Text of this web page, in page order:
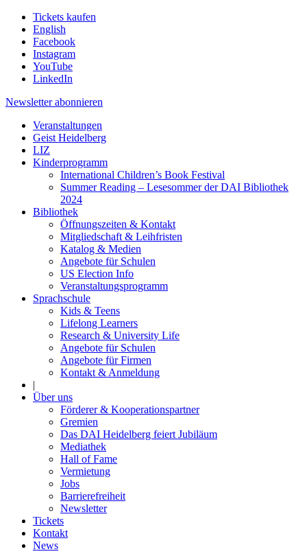
Tickets kaufen
English
Facebook
Instagram
YouTube
LinkedIn
Newsletter abonnieren
Veranstaltungen
Geist Heidelberg
LIZ
Kinderprogramm
International Children’s Book Festival
Summer Reading – Lesesommer der DAI Bibliothek
2024
Bibliothek
Öffnungszeiten & Kontakt
Mitgliedschaft & Leihfristen
Katalog & Medien
Angebote für Schulen
US Election Info
Veranstaltungsprogramm
Sprachschule
Kids & Teens
Lifelong Learners
Research & University Life
Angebote für Schulen
Angebote für Firmen
Kontakt & Anmeldung
|
Über uns
Förderer & Kooperationspartner
Gremien
Das DAI Heidelberg feiert Jubiläum
Mediathek
Hall of Fame
Vermietung
Jobs
Barrierefreiheit
Newsletter
Tickets
Kontakt
News